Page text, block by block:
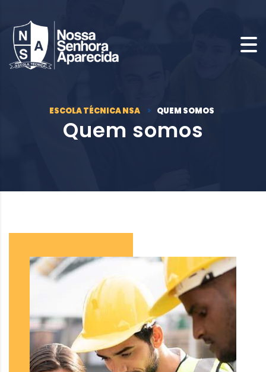
ESCOLA TÉCNICA NSA > QUEM SOMOS
Quem somos